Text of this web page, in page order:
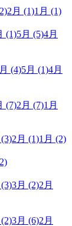
2月 (1)1月 (1)
(1)5月 (5)4月
(4)5月 (1)4月
(7)2月 (7)1月
(3)2月 (1)1月 (2)
(3)3月 (2)2月
(2)3月 (6)2月